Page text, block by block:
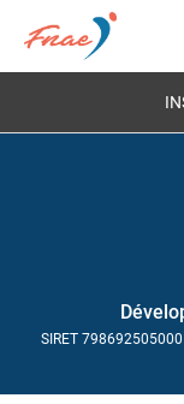
SIRET